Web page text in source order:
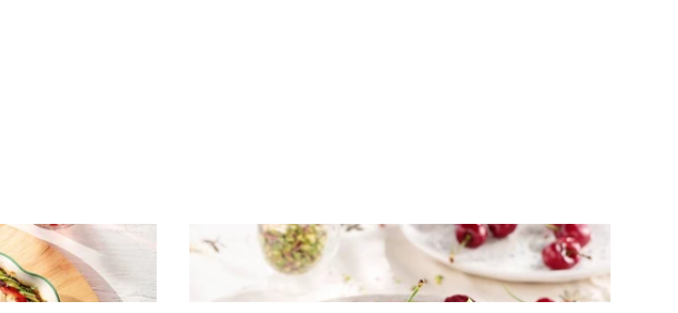
ντομάτα
Καλοκαιρινή σαλάτα με παντζάρια
φέτα και κεράσια